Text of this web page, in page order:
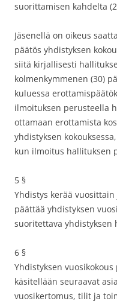
suorittamisen kahdelta
Jäsenellä on oikeus
päätös yhdistyksen
siitä kirjallisesti
kolmenkymmenen (30)
kuluessa
ilmoituksen perusteella
ottamaan erottamista
yhdistyksen
kun ilmoitus hallituksen
5 §
Yhdistys kerää
päättää yhdistyksen
suoritettava yhdistyksen
6 §
Yhdistyksen
käsitellään seuraavat
vuosikertomus, tilit ja